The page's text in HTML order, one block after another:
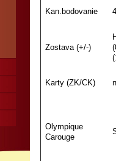
Kan.bodovanie
Zostava (+/-)
Karty (ZK/CK)
Olympique
Carouge